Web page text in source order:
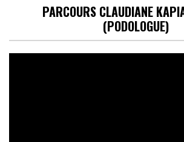
PARCOURS CLAUDIANE
(PODOLOGUE)